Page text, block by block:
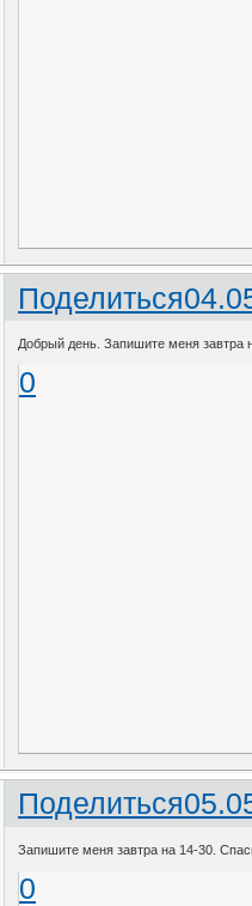
Поделиться
Добрый день. Запишите меня завтра
0
Поделиться
Запишите меня завтра на 14-30.
0